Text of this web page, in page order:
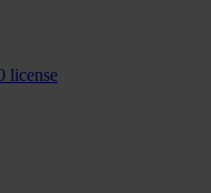
license